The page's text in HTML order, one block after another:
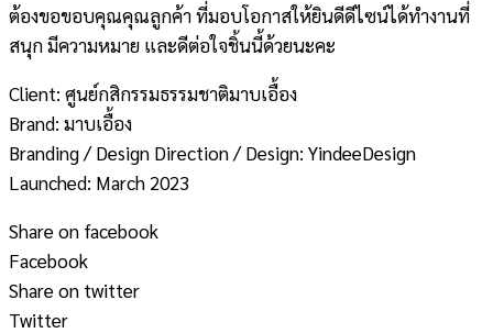
ต้องขอขอบคุณคุณลูกค้า ที่มอบโอกาสให้ยินดีดีไซน์ได้ทำงานที่
สนุก มีความหมาย และดีต่อใจชิ้นนี้ด้วยนะคะ
Client: ศูนย์กสิกรรมธรรมชาติมาบเอื้อง
Brand: มาบเอื้อง
Branding / Design Direction / Design: YindeeDesign
Launched: March 2023
Share on facebook
Facebook
Share on twitter
Twitter